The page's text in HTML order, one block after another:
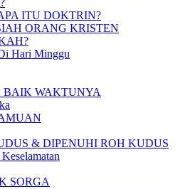
ITU DOKTRIN?
ORANG KRISTEN
Hari Minggu
WAKTUNYA
& DIPENUHI ROH KUDUS
SORGA